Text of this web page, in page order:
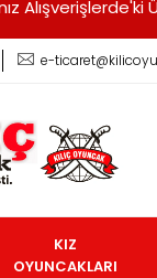
e-
KIZ
OYUNCAKLARI